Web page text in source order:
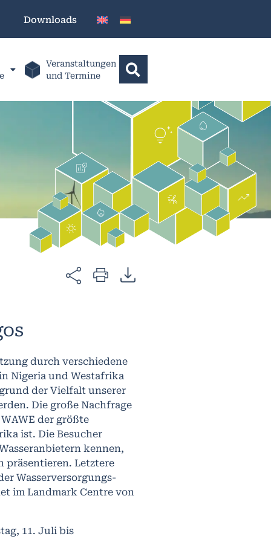
Downloads
Veranstaltungen
und Termine
durch verschiedene
Nigeria und Westafrika
der Vielfalt unserer
Die große Nachfrage
der größte
ist. Die Besucher
kennen,
präsentieren. Letztere
Wasserversorgungs-
im Landmark Centre von
11. Juli bis